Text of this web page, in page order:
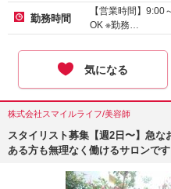
勤務時間
【営業時間】9:00～ 最終受
OK ※勤務…
気になる
株式会社スマイルライフ/美容師
スタイリスト募集【週2日〜】急
ある方も無理なく働けるサロンです